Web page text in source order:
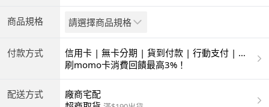
商品規格 請選擇商品規格
付款方式
信用卡 | 無卡分期 | 貨到付款 | 行動支付 | 超
商付款 | ATM | 銀聯卡
刷momo卡消費回饋最高3%！
配送方式
廠商宅配